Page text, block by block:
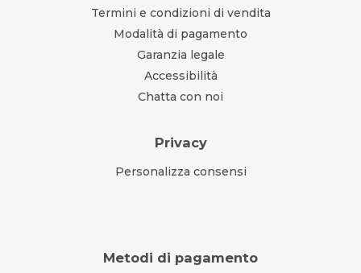
Termini e condizioni di vendita
Modalità di pagamento
Garanzia legale
Accessibilità
Chatta con noi
Privacy
Personalizza consensi
Metodi di pagamento